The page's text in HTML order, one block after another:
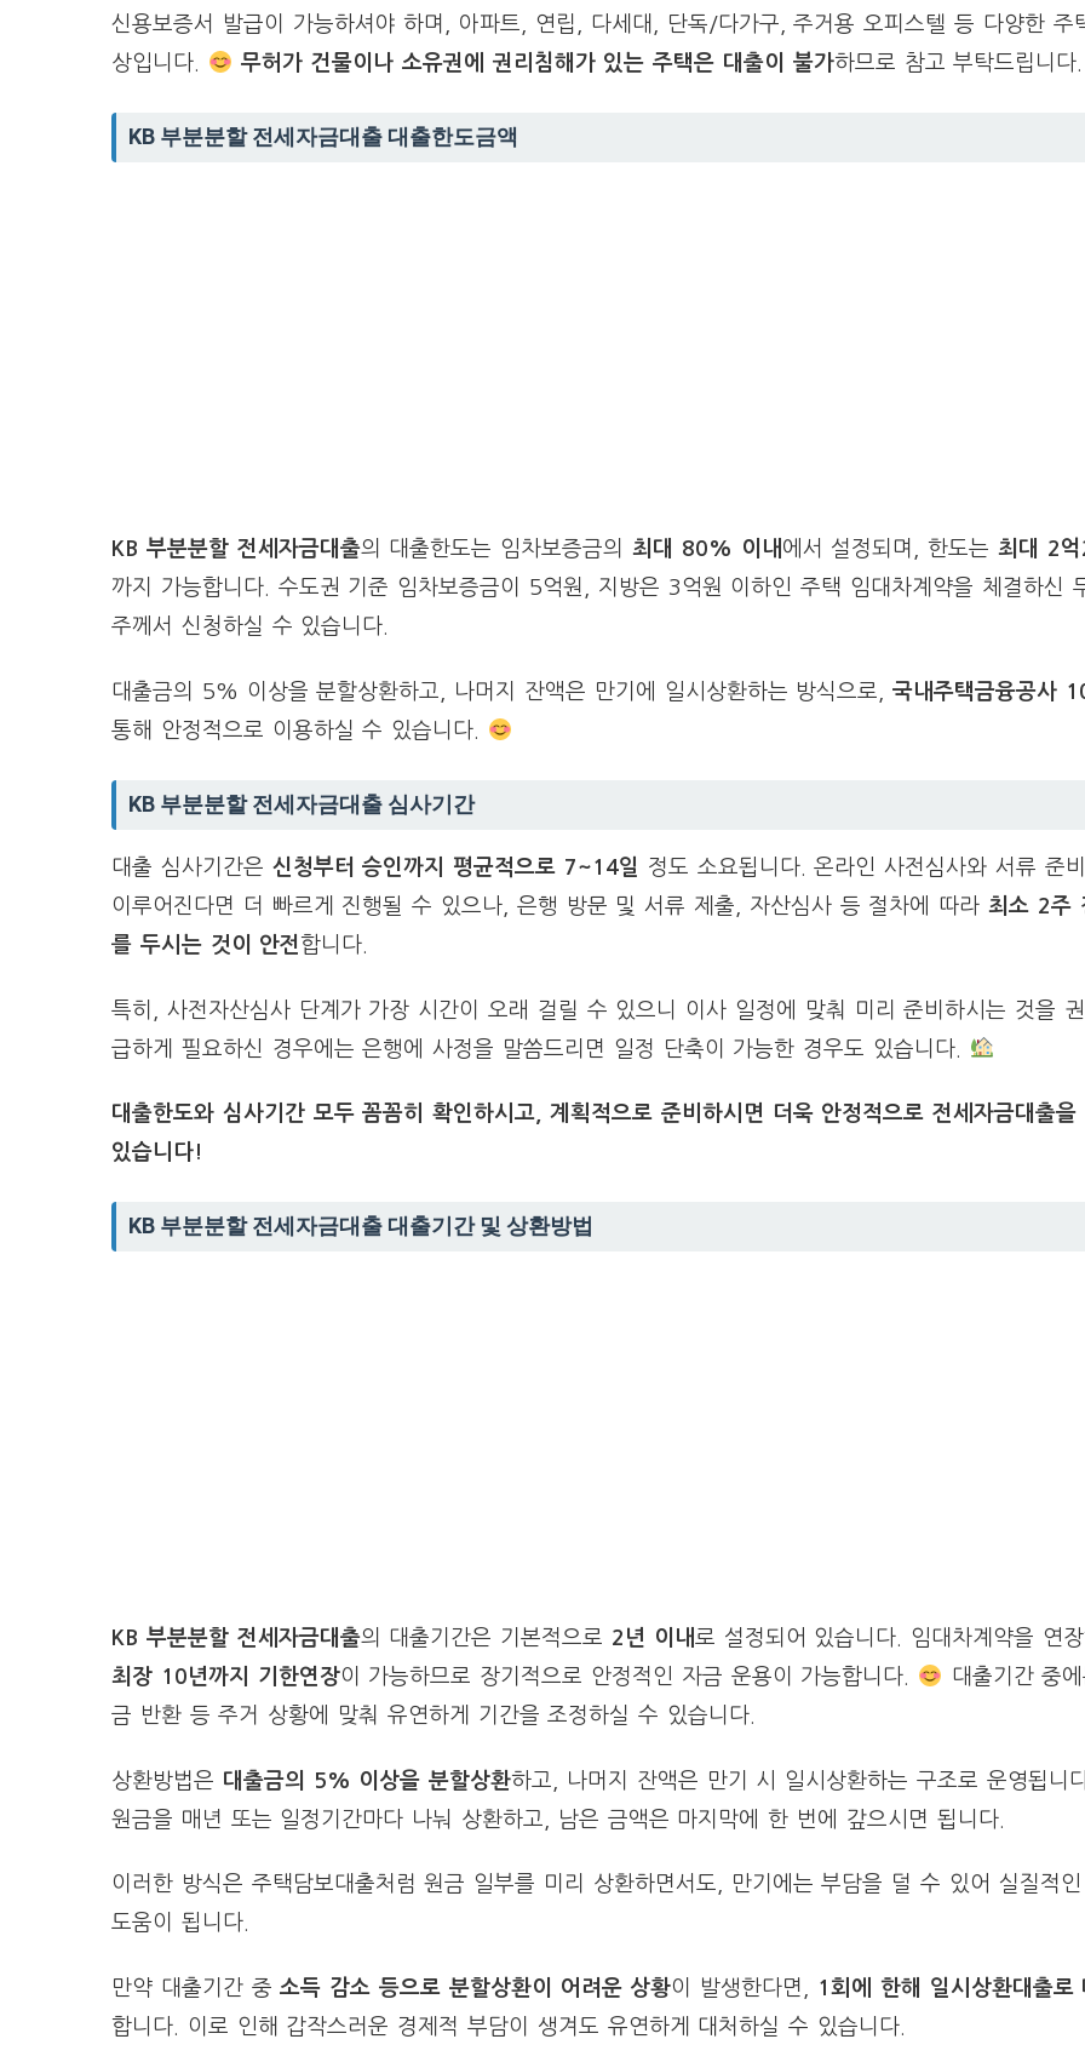
신용보증서 발급이 가능하셔야 하며, 아파트, 연립, 다세대, 단독/다가구, 주거용 오피스텔 등 다양한 주
상입니다.
무허가 건물이나 소유권에 권리침해가 있는 주택은 대출이 불가하므로 참고 부탁드립니다.
KB 부분분할 전세자금대출 대출한도금액
KB 부분분할 전세자금대출의 대출한도는 임차보증금의최대 80% 이내 에서 설정되며, 한도는최대 2
까지 가능합니다. 수도권 기준 임차보증금이 5억원, 지방은 3억원 이하인 주택 임대차계약을 체결하신
주께서 신청하실 수 있습니다.
대출금의 5% 이상을 분할상환하고, 나머지 잔액은 만기에 일시상환하는 방식으로,국내주택금융공사
통해 안정적으로 이용하실 수 있습니다.
KB 부분분할 전세자금대출 심사기간
대출 심사기간은 신청부터 승인까지 평균적으로 7~14일
정도 소요됩니다. 온라인 사전심사와 서류 준
이루어진다면 더 빠르게 진행될 수 있으나, 은행 방문 및 서류 제출, 자산심사 등 절차에 따라 최소 2주
를 두시는 것이 안전합니다.
특히, 사전자산심사 단계가 가장 시간이 오래 걸릴 수 있으니 이사 일정에 맞춰 미리 준비하시는 것을 권
급하게 필요하신 경우에는 은행에 사정을 말씀드리면 일정 단축이 가능한 경우도 있습니다.
대출한도와 심사기간 모두 꼼꼼히 확인하시고, 계획적으로 준비하시면 더욱 안정적으로 전세자금대출을
있습니다!
KB 부분분할 전세자금대출 대출기간 및 상환방법
KB 부분분할 전세자금대출의 대출기간은 기본적으로 2년 이내로 설정되어 있습니다. 임대차계약을 연장
최장 10년까지 기한연장이 가능하므로 장기적으로 안정적인 자금 운용이 가능합니다.
대출기간 중
금 반환 등 주거 상황에 맞춰 유연하게 기간을 조정하실 수 있습니다.
상환방법은 대출금의 5% 이상을 분할상환하고, 나머지 잔액은 만기 시 일시상환하는 구조로 운영됩니
원금을 매년 또는 일정기간마다 나눠 상환하고, 남은 금액은 마지막에 한 번에 갚으시면 됩니다.
이러한 방식은 주택담보대출처럼 원금 일부를 미리 상환하면서도, 만기에는 부담을 덜 수 있어 실질적인
도움이 됩니다.
만약 대출기간 중소득 감소 등으로 분할상환이 어려운 상황이 발생한다면, 1회에 한해 일시상환대출로
합니다. 이로 인해 갑작스러운 경제적 부담이 생겨도 유연하게 대처하실 수 있습니다.